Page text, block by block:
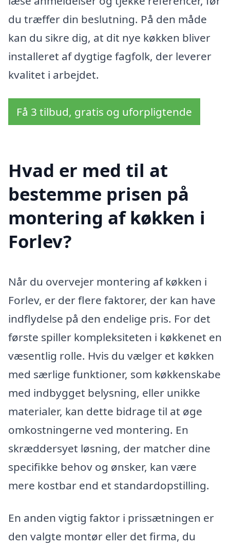
du træffer din beslutning. På den måde
kan du sikre dig, at dit nye køkken bliver
installeret af dygtige fagfolk, der leverer
kvalitet i arbejdet.
Få 3 tilbud, gratis og uforpligtende
Hvad er med til at
bestemme prisen på
montering af køkken i
Forlev?
Når du overvejer montering af køkken i
Forlev, er der flere faktorer, der kan have
indflydelse på den endelige pris. For det
første spiller kompleksiteten i køkkenet en
væsentlig rolle. Hvis du vælger et køkken
med særlige funktioner, som køkkenskabe
med indbygget belysning, eller unikke
materialer, kan dette bidrage til at øge
omkostningerne ved montering. En
skræddersyet løsning, der matcher dine
specifikke behov og ønsker, kan være
mere kostbar end et standardopstilling.
En anden vigtig faktor i prissætningen er
den valgte montør eller det firma, du